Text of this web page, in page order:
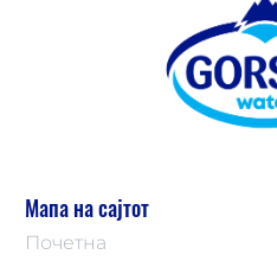
Мапа на сајтот
Почетна